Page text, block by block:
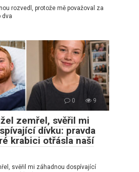
rozvedl, protože mě považoval za
dva
0 9
zemřel, svěřil mi
dívku: pravda
krabici otřásla naší
svěřil mi záhadnou dospívající